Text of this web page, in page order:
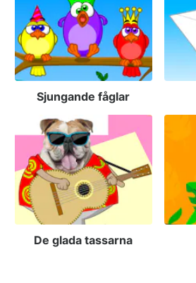
Sjungande fåglar
De glada tassarna